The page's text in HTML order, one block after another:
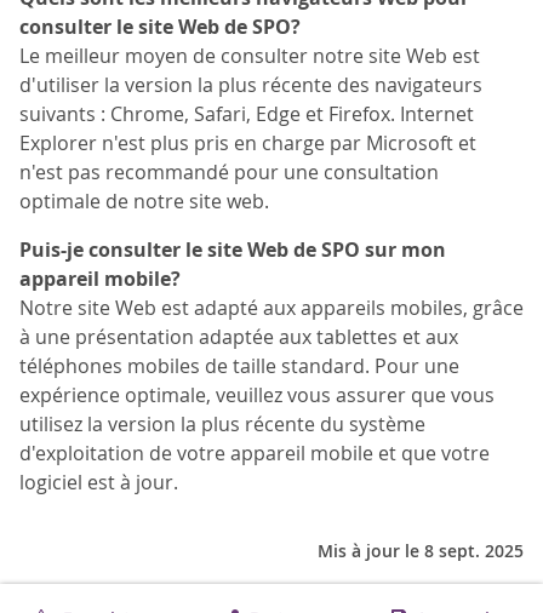
consulter le site Web de SPO?
Le meilleur moyen de consulter notre site Web est
d'utiliser la version la plus récente des navigateurs
suivants : Chrome, Safari, Edge et Firefox. Internet
Explorer n'est plus pris en charge par Microsoft et
n'est pas recommandé pour une consultation
optimale de notre site web.
Puis-je consulter le site Web de SPO sur mon
appareil mobile?
Notre site Web est adapté aux appareils mobiles, grâce
à une présentation adaptée aux tablettes et aux
téléphones mobiles de taille standard. Pour une
expérience optimale, veuillez vous assurer que vous
utilisez la version la plus récente du système
d'exploitation de votre appareil mobile et que votre
logiciel est à jour.
Mis à jour le 8 sept. 2025